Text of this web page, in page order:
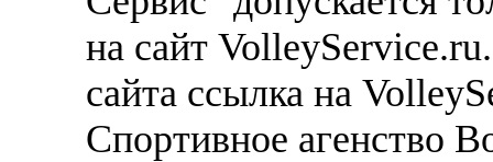
на сайт
сайта ссылка на
Спортивное агенство